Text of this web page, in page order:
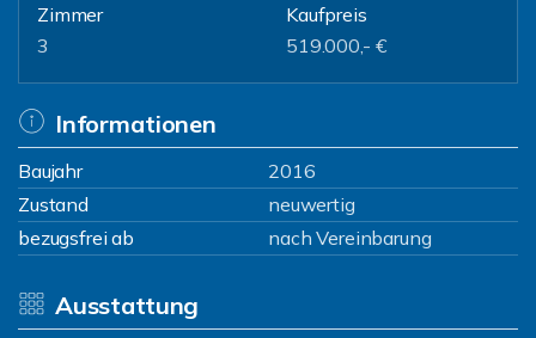
Zimmer
3
Kaufpreis
519.000,- €
Informationen
Baujahr
2016
Zustand
neuwertig
bezugsfrei ab
nach Vereinbarung
Ausstattung